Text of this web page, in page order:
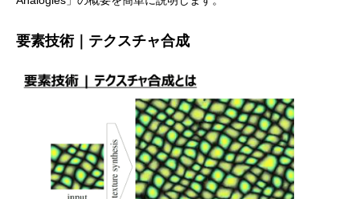
要素技術｜テクスチャ合成